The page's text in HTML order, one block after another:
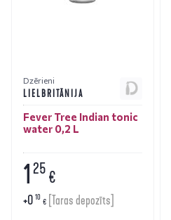
Dzērieni
LIELBRITĀNIJA
Fever Tree Indian tonic
water 0,2 L
125€
+0 10 € [Taras depozīts]